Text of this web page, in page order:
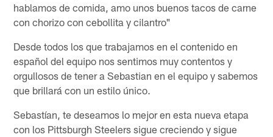
hablamos de comida, amo unos buenos tacos de carne
con chorizo con cebollita y cilantro"
Desde todos los que trabajamos en el contenido en
español del equipo nos sentimos muy contentos y
orgullosos de tener a Sebastian en el equipo y sabemos
que brillará con un estilo único.
Sebastían, te deseamos lo mejor en esta nueva etapa
con los Pittsburgh Steelers sigue creciendo y sigue